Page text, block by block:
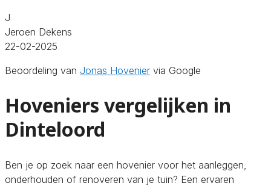
J
Jeroen Dekens
22-02-2025
Beoordeling van Jonas Hovenier via Google
Hoveniers vergelijken in
Dinteloord
Ben je op zoek naar een hovenier voor het aanleggen,
onderhouden of renoveren van je tuin? Een ervaren